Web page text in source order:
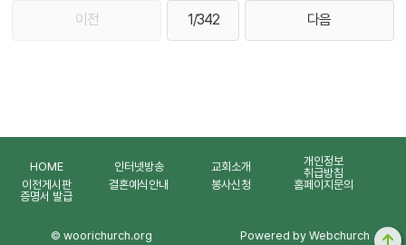
이전 1/342 다음
HOME 인터넷방송 교회소개
개인정보
취급방침
이전게시판
결혼예식안내 봉사신청
홈페이지문의
증명서 발급
© woorichurch.org Powered by Webchurch